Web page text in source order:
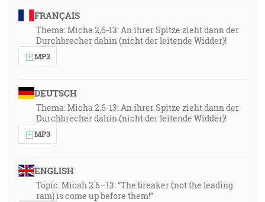
FRANÇAIS
Thema: Micha 2,6-13: An ihrer Spitze zieht dann der
Durchbrecher dahin (nicht der leitende Widder)!
MP3
DEUTSCH
Thema: Micha 2,6-13: An ihrer Spitze zieht dann der
Durchbrecher dahin (nicht der leitende Widder)!
MP3
ENGLISH
Topic: Micah 2:6–13: “The breaker (not the leading
ram) is come up before them!”